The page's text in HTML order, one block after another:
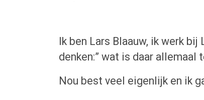
Ik ben Lars Blaauw, ik werk
denken:” wat is daar allemaal
Nou best veel eigenlijk en ik